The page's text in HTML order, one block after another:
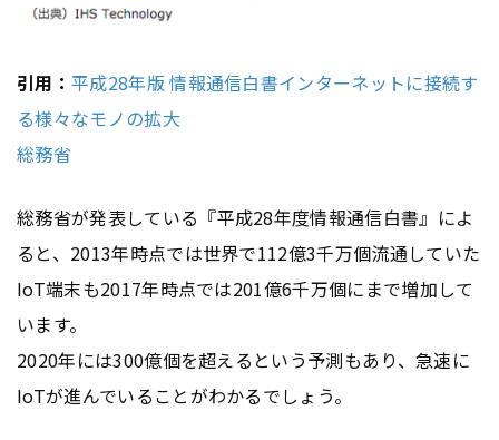
引用： 平成28年版 情報通信白書インターネットに接続す
る様々なモノの拡大
総務省
総務省が発表している『平成28年度情報通信白書』によ
ると、2013年時点では世界で112億3千万個流通していた
IoT端末も2017年時点では201億6千万個にまで増加して
います。
2020年には300億個を超えるという予測もあり、急速に
IoTが進んでいることがわかるでしょう。